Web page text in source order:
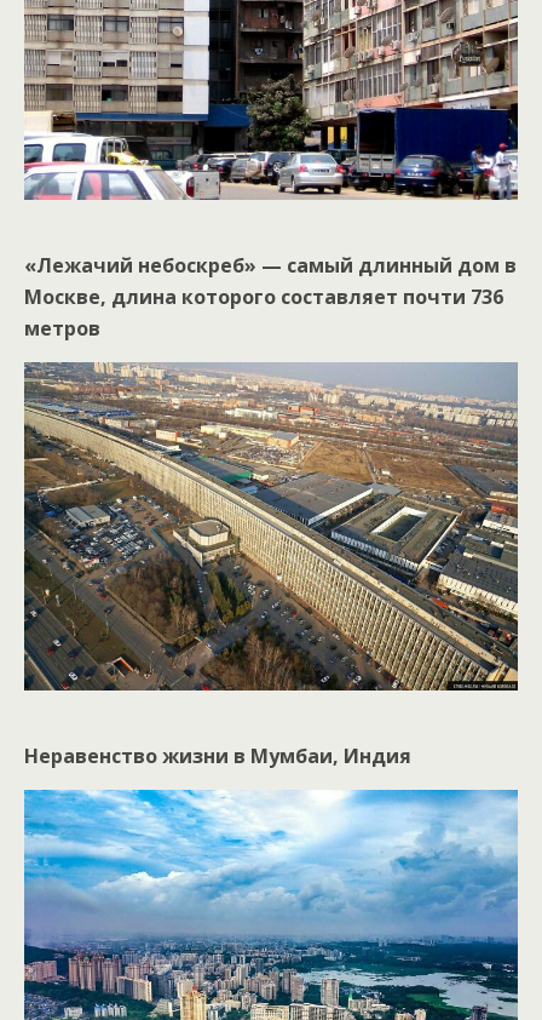
«Лежачий небоскреб» — самый длинный дом в
Москве, длина которого составляет почти 736
метров
Неравенство жизни в Мумбаи, Индия